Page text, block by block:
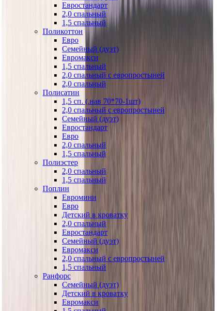
Евростандарт
2,0 спальный
1,5 спальный
Поликоттон
Евро
Семейный (дуэт)
Евромакси
1,5 спальный
2,0 спальный с европростыней
2,0 спальный
Полисатин
1,5 сп. (.нав 70*70-1шт)
2,0 спальный с европростыней
Семейный (дуэт)
Евростандарт
Евро
2,0 спальный
1,5 спальный
Полиэстер
2,0 спальный
1,5 спальный
Поплин
Евромини
Евро
Детский в кроватку
2,0 спальный
Евростандарт
Семейный (дуэт)
Евромакси
2,0 спальный с европростыней
1,5 спальный
Ранфорс
Семейный (дуэт)
Детский в кроватку
Евромакси